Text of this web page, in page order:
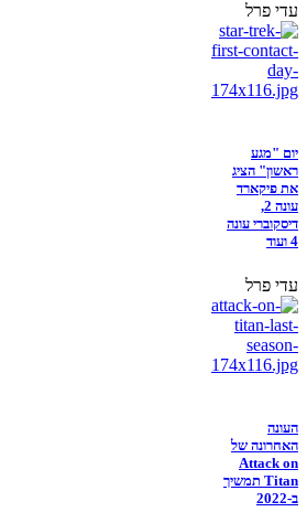
עדי פרל
יום "מגע
ראשון" הציג
את פיקארד
עונה 2,
דיסקוברי עונה
4 ועוד
עדי פרל
העונה
האחרונה של
Attack on
Titan תמשיך
ב-2022